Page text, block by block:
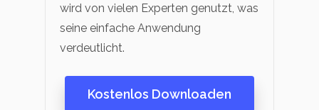
wird von vielen Experten genutzt, was
seine einfache Anwendung
verdeutlicht.
Kostenlos Downloaden